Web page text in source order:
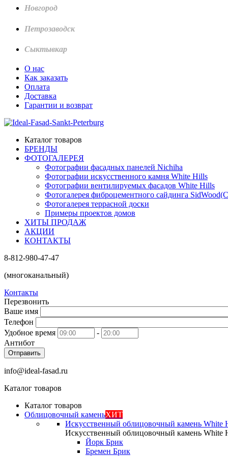
Новгород
Петрозаводск
Сыктывкар
О нас
Как заказать
Оплата
Доставка
Гарантии и возврат
Каталог товаров
БРЕНДЫ
ФОТОГАЛЕРЕЯ
Фотографии фасадных панелей Nichiha
Фотографии искусственного камня White Hills
Фотографии вентилируемых фасадов White Hills
Фотогалерея фиброцементного сайдинга
Фотогалерея террасной доски
Примеры проектов домов
ХИТЫ ПРОДАЖ
АКЦИИ
КОНТАКТЫ
8-812-980-47-47
(многоканальный)
Контакты
Перезвонить
Ваше имя
Телефон
Удобное время
-
Антибот
Отправить
info@ideal-fasad.ru
Каталог товаров
Каталог товаров
Облицовочный каменьХИТ
Искусственный облицовочный камень White
Искусственный облицовочный камень White
Йорк Брик
Бремен Брик